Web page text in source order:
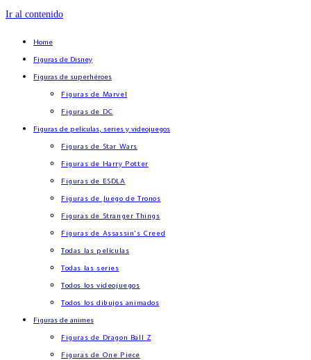
Ir al contenido
Home
Figuras de Disney
Figuras de superhéroes
Figuras de Marvel
Figuras de DC
Figuras de películas, series y videojuegos
Figuras de Star Wars
Figuras de Harry Potter
Figuras de ESDLA
Figuras de Juego de Tronos
Figuras de Stranger Things
Figuras de Assassin’s Creed
Todas las películas
Todas las series
Todos los videojuegos
Todos los dibujos animados
Figuras de animes
Figuras de Dragon Ball Z
Figuras de One Piece